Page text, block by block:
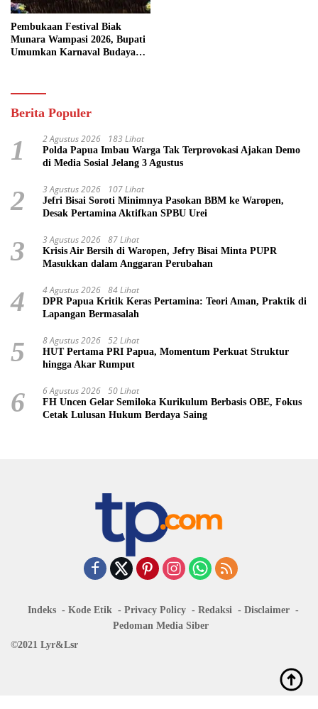
Pembukaan Festival Biak
Munara Wampasi 2026, Bupati
Umumkan Karnaval Budaya
Berita Populer
1 2 Agustus 2026 183 Lihat
Polda Papua Imbau Warga Tak Terprovokasi Ajakan Demo
di Media Sosial Jelang 3 Agustus
2 3 Agustus 2026 107 Lihat
Jefri Bisai Soroti Minimnya Pasokan BBM ke Waropen,
Desak Pertamina Aktifkan SPBU Urei
3 3 Agustus 2026 87 Lihat
Krisis Air Bersih di Waropen, Jefry Bisai Minta PUPR
Masukkan dalam Anggaran Perubahan
4 4 Agustus 2026 84 Lihat
DPR Papua Kritik Keras Pertamina: Teori Aman, Praktik di
Lapangan Bermasalah
5 8 Agustus 2026 52 Lihat
HUT Pertama PRI Papua, Momentum Perkuat Struktur
hingga Akar Rumput
6 6 Agustus 2026 50 Lihat
FH Uncen Gelar Semiloka Kurikulum Berbasis OBE, Fokus
Cetak Lulusan Hukum Berdaya Saing
Indeks Kode Etik Privacy Policy Redaksi
Disclaimer
Pedoman Media Siber
©2021 Lyr&Lsr